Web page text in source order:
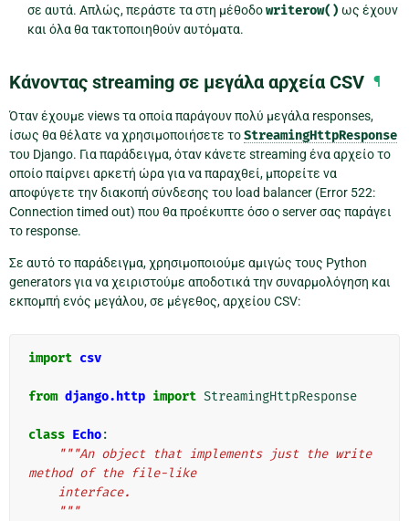
σε αυτά. Απλώς, περάστε τα στη μέθοδοwriterow() ως έχουν
και όλα θα τακτοποιηθούν αυτόματα.
Κάνοντας streaming σε μεγάλα αρχεία CSV ¶
Όταν έχουμε views τα οποία παράγουν πολύ μεγάλα responses,
ίσως θα θέλατε να χρησιμοποιήσετε τοStreamingHttpResponse
του Django. Για παράδειγμα, όταν κάνετε streaming ένα αρχείο το
οποίο παίρνει αρκετή ώρα για να παραχθεί, μπορείτε να
αποφύγετε την διακοπή σύνδεσης του load balancer (Error 522:
Connection timed out) που θα προέκυπτε όσο ο server σας παράγει
το response.
Σε αυτό το παράδειγμα, χρησιμοποιούμε αμιγώς τους Python
generators για να χειριστούμε αποδοτικά την συναρμολόγηση και
εκπομπή ενός μεγάλου, σε μέγεθος, αρχείου CSV:
import csv
from django.http import StreamingHttpResponse
class Echo:
"""An object that implements just the write
method of the file-like
    interface.
    """